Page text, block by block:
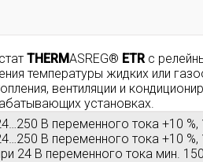
THERMASREG® ETR с
температуры жидких или
вентиляции и
установках.
B переменного тока +10
B переменного тока +10 %,
24 B переменного тока мин.